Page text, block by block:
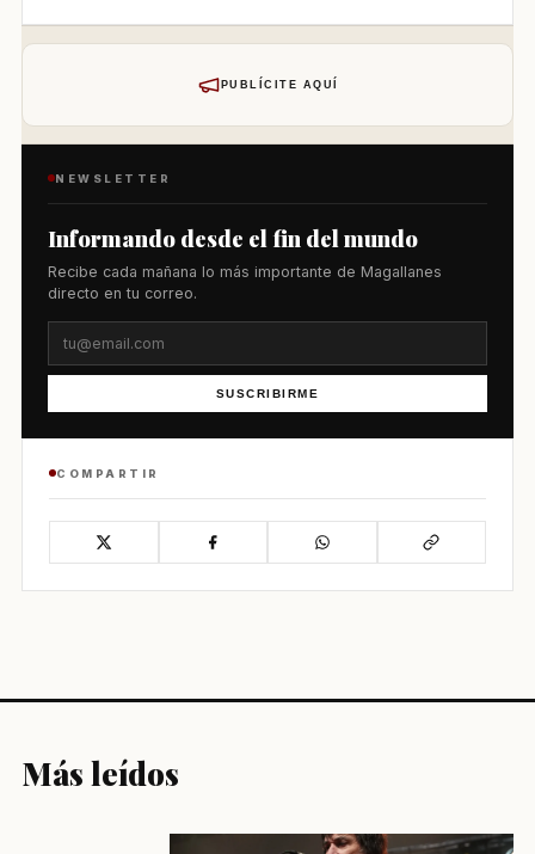
PUBLÍCITE AQUÍ
NEWSLETTER
Informando desde el fin del mundo
Recibe cada mañana lo más importante de Magallanes
directo en tu correo.
SUSCRIBIRME
COMPARTIR
Más leídos